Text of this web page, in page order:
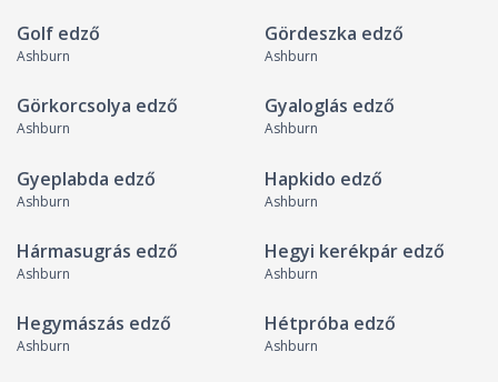
Golf edző
Ashburn
Gördeszka edző
Ashburn
Görkorcsolya edző
Ashburn
Gyaloglás edző
Ashburn
Gyeplabda edző
Ashburn
Hapkido edző
Ashburn
Hármasugrás edző
Ashburn
Hegyi kerékpár edző
Ashburn
Hegymászás edző
Ashburn
Hétpróba edző
Ashburn